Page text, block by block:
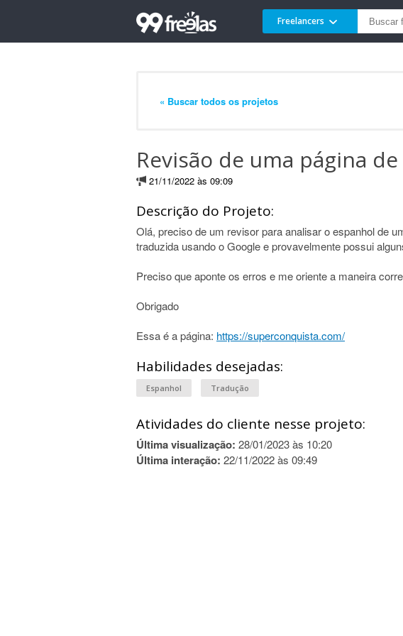
Freelancers
« Buscar todos os projetos
Revisão de uma página
21/11/2022 às 09:09
Descrição do Projeto:
Olá, preciso de um revisor para analisar o espanhol de
traduzida usando o Google e provavelmente possui
Preciso que aponte os erros e me oriente a maneira
Obrigado
Essa é a página: https://superconquista.com/
Habilidades desejadas:
Espanhol Tradução
Atividades do cliente nesse projeto:
Última visualização: 28/01/2023 às 10:20
Última interação: 22/11/2022 às 09:49